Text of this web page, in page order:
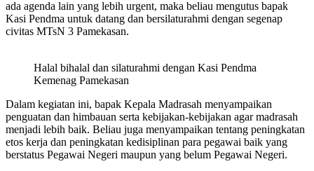
ada agenda lain yang lebih urgent, maka beliau mengutus bapak
Kasi Pendma untuk datang dan bersilaturahmi dengan segenap
civitas MTsN 3 Pamekasan.
Halal bihalal dan silaturahmi dengan Kasi Pendma
Kemenag Pamekasan
Dalam kegiatan ini, bapak Kepala Madrasah menyampaikan
penguatan dan himbauan serta kebijakan-kebijakan agar madrasah
menjadi lebih baik. Beliau juga menyampaikan tentang peningkatan
etos kerja dan peningkatan kedisiplinan para pegawai baik yang
berstatus Pegawai Negeri maupun yang belum Pegawai Negeri.